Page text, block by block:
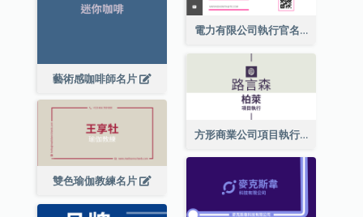
藝術感咖啡師名片
電力有限公司執行官名片
方形商業公司項目執行總監名片
雙色瑜伽教練名片